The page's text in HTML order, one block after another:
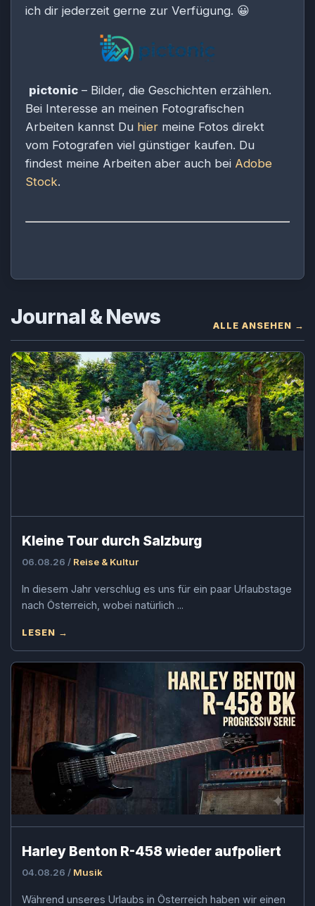
ich dir jederzeit gerne zur Verfügung. 😀
pictonic – Bilder, die Geschichten erzählen.
Bei Interesse an meinen Fotografischen
Arbeiten kannst Du hier meine Fotos direkt
vom Fotografen viel günstiger kaufen. Du
findest meine Arbeiten aber auch bei Adobe
Stock.
Journal & News ALLE ANSEHEN →
Kleine Tour durch Salzburg
06.08.26 / Reise & Kultur
In diesem Jahr verschlug es uns für ein paar Urlaubstage
nach Österreich, wobei natürlich ...
LESEN →
Harley Benton R-458 wieder aufpoliert
04.08.26 / Musik
Während unseres Urlaubs in Österreich haben wir einen